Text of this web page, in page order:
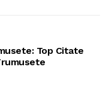
Top Citate